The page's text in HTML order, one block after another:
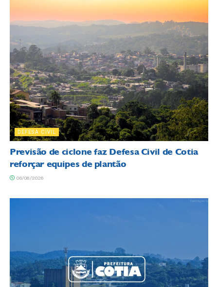
DEFESA CIVIL
Previsão de ciclone faz Defesa Civil de Cotia
reforçar equipes de plantão
06/08/2026